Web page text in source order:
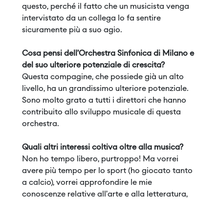
questo, perché il fatto che un musicista venga
intervistato da un collega lo fa sentire
sicuramente più a suo agio.
Cosa pensi dell’Orchestra Sinfonica di Milano e
del suo ulteriore potenziale di crescita?
Questa compagine, che possiede già un alto
livello, ha un grandissimo ulteriore potenziale.
Sono molto grato a tutti i direttori che hanno
contribuito allo sviluppo musicale di questa
orchestra.
Quali altri interessi coltiva oltre alla musica?
Non ho tempo libero, purtroppo! Ma vorrei
avere più tempo per lo sport (ho giocato tanto
a calcio), vorrei approfondire le mie
conoscenze relative all’arte e alla letteratura,